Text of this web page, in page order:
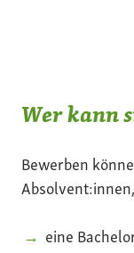
Wer kann
Bewerben
eine